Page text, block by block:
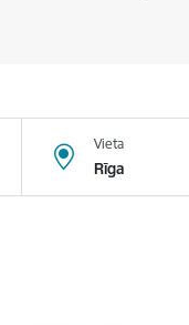
Vieta
Rīga